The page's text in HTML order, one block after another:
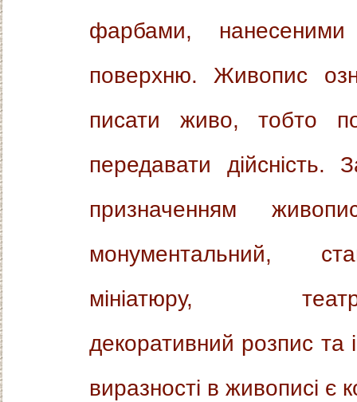
фарбами,
поверхню. Живопис
писати живо, тобто
передавати дійсність.
призначенням
монументальний,
мініатюру,
декоративний розпис та
виразності в живописі є